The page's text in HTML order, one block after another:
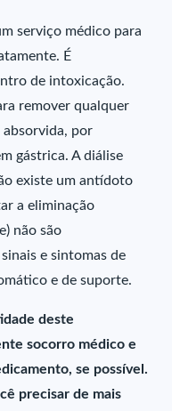
serviço médico para
É
de intoxicação.
remover qualquer
por
gástrica. A diálise
existe um antídoto
a eliminação
não são
e sintomas de
e de suporte.
deste
socorro médico e
se possível.
precisar de mais